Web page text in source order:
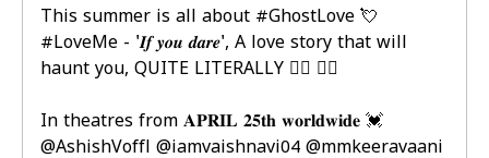
This summer is all about #GhostLove 💘
#LoveMe - '𝑰𝒇 𝒚𝒐𝒖 𝒅𝒂𝒓𝒆', A love story that will
haunt you, QUITE LITERALLY 🧟‍♀️ ❤‍🔥
In theatres from 𝐀𝐏𝐑𝐈𝐋 𝟐𝟓𝐭𝐡 𝐰𝐨𝐫𝐥𝐝𝐰𝐢𝐝𝐞 💓
@AshishVoffl @iamvaishnavi04 @mmkeeravaani